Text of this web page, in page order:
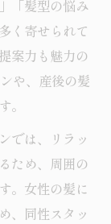
「髪型の悩み
く寄せられて
案力も魅力の
や、産後の髪
。
では、リラッ
ため、周囲の
。女性の髪に
、同性スタッ